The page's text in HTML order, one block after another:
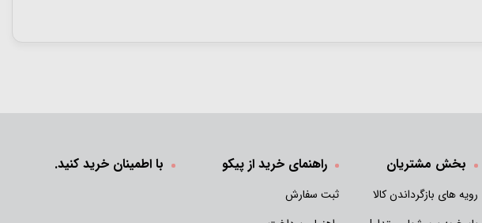
بخش مشتریان
رویه های بازگرداندن کالا
راهنمای خرید از پیکو
ثبت سفارش
با اطمینان خرید کنید.